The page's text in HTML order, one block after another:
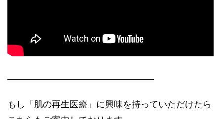
————————————————–
もし「肌の再生医療」に興味を持っていただけたら